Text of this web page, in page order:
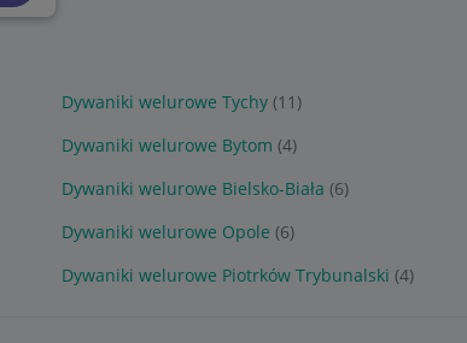
Dywaniki welurowe Tychy (11)
Dywaniki welurowe Bytom (4)
Dywaniki welurowe Bielsko-Biała (6)
Dywaniki welurowe Opole (6)
Dywaniki welurowe Piotrków Trybunalski (4)